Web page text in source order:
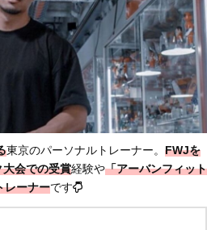
東京のパーソナルトレーナー。 FWJを
会での受賞経験や「アーバンフィット
レーナーです